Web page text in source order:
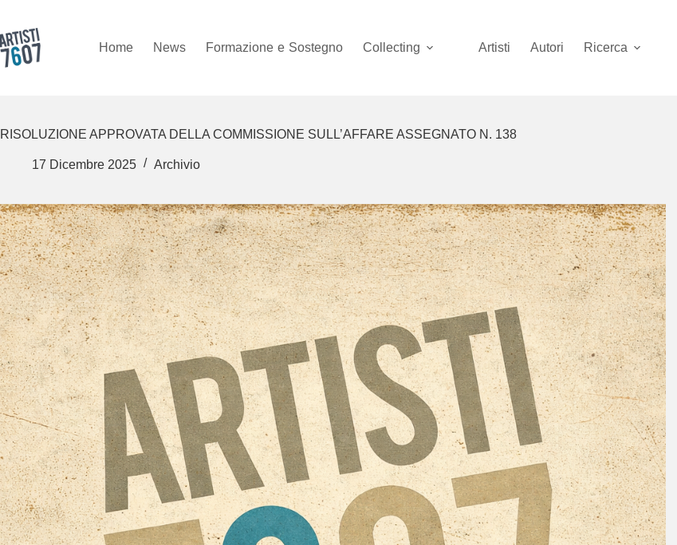
contenuto
Home
News Formazione e Sostegno Collecting Artisti Autori Ricerca
RISOLUZIONE APPROVATA DELLA COMMISSIONE SULL’AFFARE ASSEGNATO N. 138
17 Dicembre 2025 Archivio